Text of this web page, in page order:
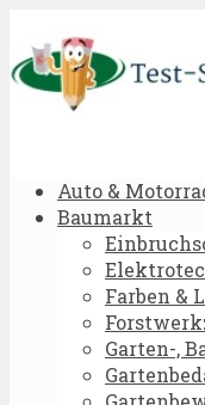
Auto &
Baumarkt
Farben &
Garten-,